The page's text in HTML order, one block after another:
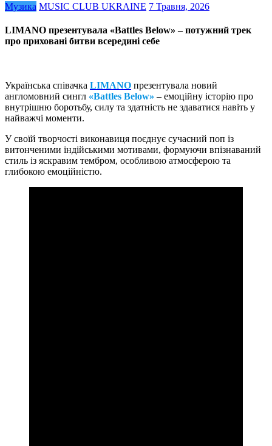
Музика MUSIC CLUB UKRAINE 7 Травня, 2026
LIMANO презентувала «Battles Below» – потужний трек
про приховані битви всередині себе
Українська співачка LIMANO презентувала новий
англомовний сингл «Battles Below» – емоційну історію про
внутрішню боротьбу, силу та здатність не здаватися навіть у
найважчі моменти.
У своїй творчості виконавиця поєднує сучасний поп із
витонченими індійськими мотивами, формуючи впізнаваний
стиль із яскравим тембром, особливою атмосферою та
глибокою емоційністю.